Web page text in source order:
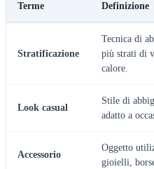
Terme Definizione
Stratificazione
Tecnica di
più strati di
calore.
Look casual
Stile di
adatto a
Accessorio
Oggetto
gioielli,